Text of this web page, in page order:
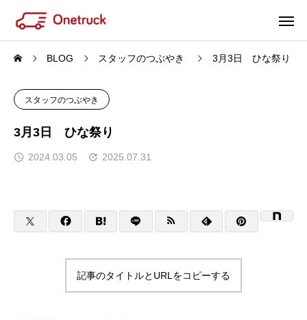
BLOG スタッフのつぶやき 3月3日 ひな祭り
スタッフのつぶやき
3月3日 ひな祭り
2024.03.05 2025.07.31
記事のタイトルとURLをコピーする